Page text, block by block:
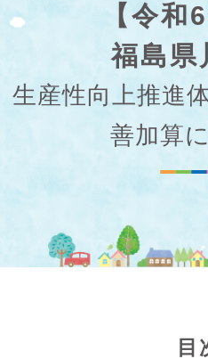
【令和
福島県
生産性向上推進
善加算
目